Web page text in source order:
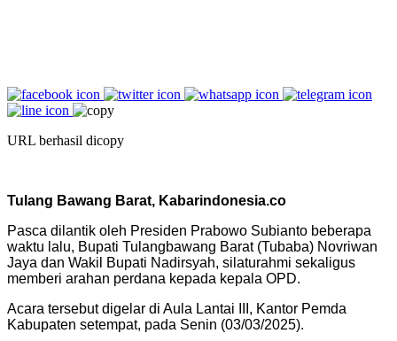
URL berhasil dicopy
Tulang Bawang Barat, Kabarindonesia.co
Pasca dilantik oleh Presiden Prabowo Subianto beberapa
waktu lalu, Bupati Tulangbawang Barat (Tubaba) Novriwan
Jaya dan Wakil Bupati Nadirsyah, silaturahmi sekaligus
memberi arahan perdana kepada kepala OPD.
Acara tersebut digelar di Aula Lantai III, Kantor Pemda
Kabupaten setempat, pada Senin (03/03/2025).